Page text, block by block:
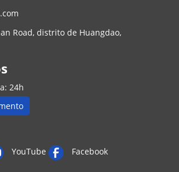
Road, distrito de Huangdao,
24h
YouTube Facebook